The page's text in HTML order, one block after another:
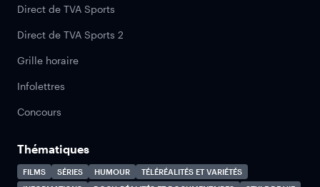
Direct de TVA Sports
Direct de TVA Sports 2
Grille horaire
Infolettres
Concours
Thématiques
FILMS SÉRIES HUMOUR
TÉLÉRÉALITÉS ET VARIÉTÉS